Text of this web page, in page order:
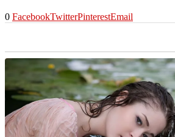
0 FacebookTwitterPinterestEmail